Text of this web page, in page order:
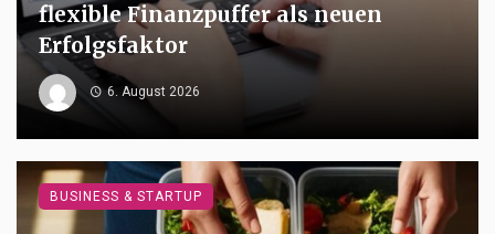
flexible Finanzpuffer als neuen
Erfolgsfaktor
6. August 2026
BUSINESS & STARTUP